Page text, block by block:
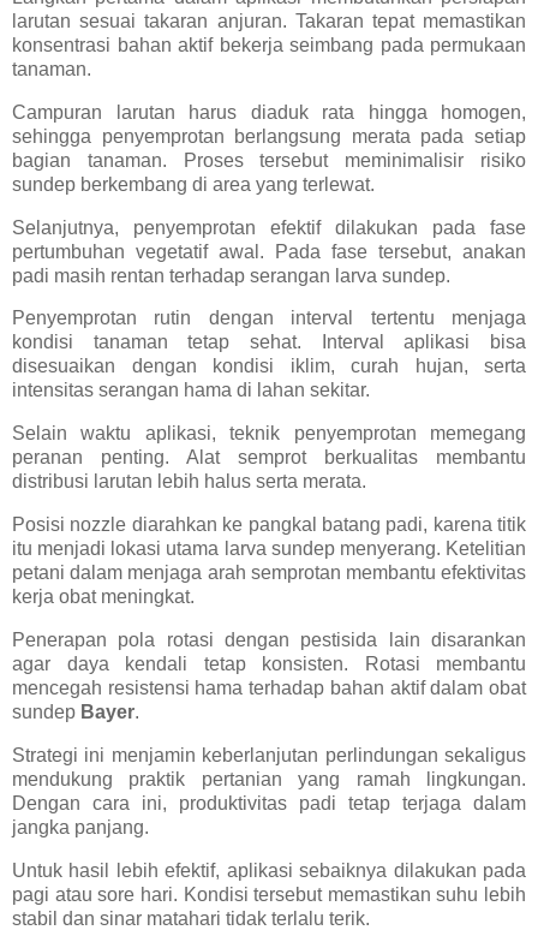
larutan sesuai takaran anjuran. Takaran tepat memastikan
konsentrasi bahan aktif bekerja seimbang pada permukaan
tanaman.
Campuran larutan harus diaduk rata hingga homogen,
sehingga penyemprotan berlangsung merata pada setiap
bagian tanaman. Proses tersebut meminimalisir risiko
sundep berkembang di area yang terlewat.
Selanjutnya, penyemprotan efektif dilakukan pada fase
pertumbuhan vegetatif awal. Pada fase tersebut, anakan
padi masih rentan terhadap serangan larva sundep.
Penyemprotan rutin dengan interval tertentu menjaga
kondisi tanaman tetap sehat. Interval aplikasi bisa
disesuaikan dengan kondisi iklim, curah hujan, serta
intensitas serangan hama di lahan sekitar.
Selain waktu aplikasi, teknik penyemprotan memegang
peranan penting. Alat semprot berkualitas membantu
distribusi larutan lebih halus serta merata.
Posisi nozzle diarahkan ke pangkal batang padi, karena titik
itu menjadi lokasi utama larva sundep menyerang. Ketelitian
petani dalam menjaga arah semprotan membantu efektivitas
kerja obat meningkat.
Penerapan pola rotasi dengan pestisida lain disarankan
agar daya kendali tetap konsisten. Rotasi membantu
mencegah resistensi hama terhadap bahan aktif dalam obat
sundep Bayer.
Strategi ini menjamin keberlanjutan perlindungan sekaligus
mendukung praktik pertanian yang ramah lingkungan.
Dengan cara ini, produktivitas padi tetap terjaga dalam
jangka panjang.
Untuk hasil lebih efektif, aplikasi sebaiknya dilakukan pada
pagi atau sore hari. Kondisi tersebut memastikan suhu lebih
stabil dan sinar matahari tidak terlalu terik.